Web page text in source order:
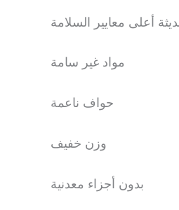
مواد غير سامة
حواف ناعمة
وزن خفيف
بدون أجزاء معدنية